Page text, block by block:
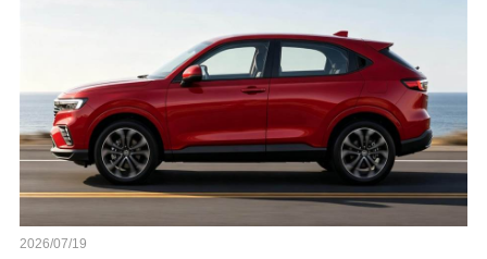
2026/07/19